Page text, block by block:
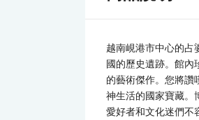
越南峴港市中心的占
國的歷史遺跡。館內
的藝術傑作。您將讚
神生活的國家寶藏。
愛好者和文化迷們不